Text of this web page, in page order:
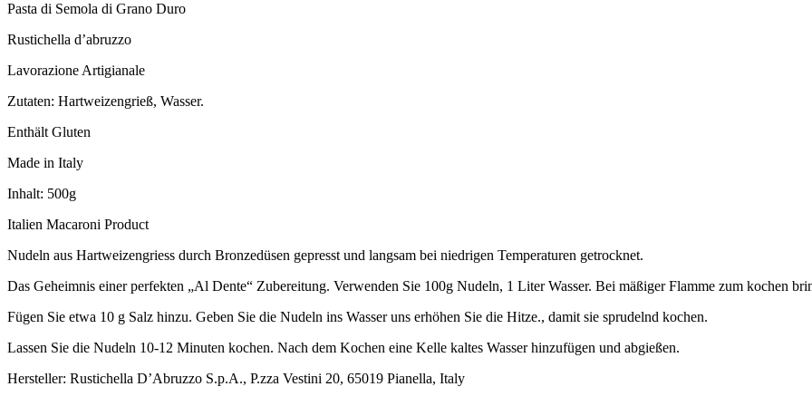
Pasta di Semola di Grano Duro
Rustichella d’abruzzo
Lavorazione Artigianale
Zutaten: Hartweizengrieß, Wasser.
Enthält Gluten
Made in Italy
Inhalt: 500g
Italien Macaroni Product
Nudeln aus Hartweizengriess durch Bronzedüsen gepresst und langsam bei niedrigen Temperaturen getrocknet.
Das Geheimnis einer perfekten „Al Dente“ Zubereitung. Verwenden Sie 100g Nudeln, 1 Liter Wasser. Bei mäßiger Flamme zum kochen
Fügen Sie etwa 10 g Salz hinzu. Geben Sie die Nudeln ins Wasser uns erhöhen Sie die Hitze., damit sie sprudelnd kochen.
Lassen Sie die Nudeln 10-12 Minuten kochen. Nach dem Kochen eine Kelle kaltes Wasser hinzufügen und abgießen.
Hersteller: Rustichella D’Abruzzo S.p.A., P.zza Vestini 20, 65019 Pianella, Italy